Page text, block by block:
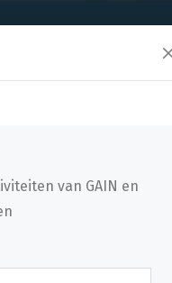
van GAIN en